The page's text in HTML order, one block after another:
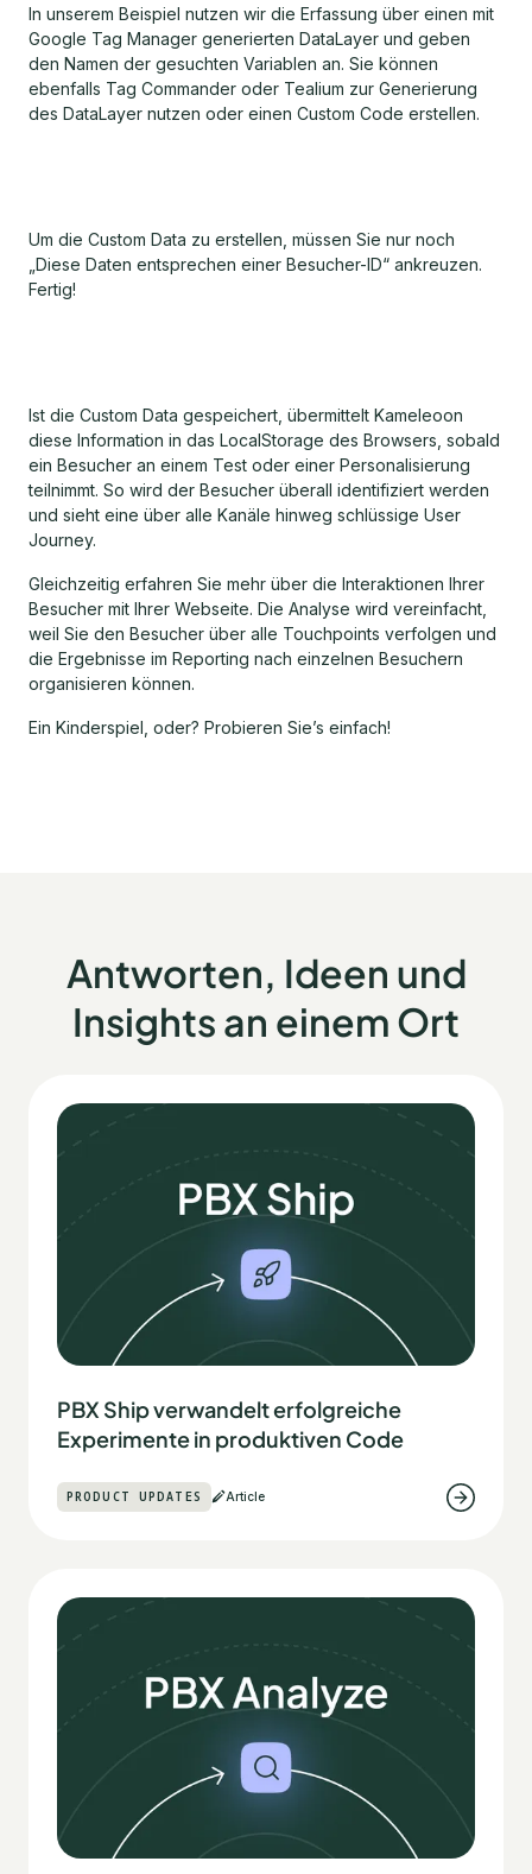
In unserem Beispiel nutzen wir die Erfassung über einen mit
Google Tag Manager generierten DataLayer und geben
den Namen der gesuchten Variablen an. Sie können
ebenfalls Tag Commander oder Tealium zur Generierung
des DataLayer nutzen oder einen Custom Code erstellen.
Um die Custom Data zu erstellen, müssen Sie nur noch
„Diese Daten entsprechen einer Besucher-ID“ ankreuzen.
Fertig!
Ist die Custom Data gespeichert, übermittelt Kameleoon
diese Information in das LocalStorage des Browsers, sobald
ein Besucher an einem Test oder einer Personalisierung
teilnimmt. So wird der Besucher überall identifiziert werden
und sieht eine über alle Kanäle hinweg schlüssige User
Journey.
Gleichzeitig erfahren Sie mehr über die Interaktionen Ihrer
Besucher mit Ihrer Webseite. Die Analyse wird vereinfacht,
weil Sie den Besucher über alle Touchpoints verfolgen und
die Ergebnisse im Reporting nach einzelnen Besuchern
organisieren können.
Ein Kinderspiel, oder? Probieren Sie’s einfach!
Antworten, Ideen und
Insights an einem Ort
PBX Ship verwandelt erfolgreiche
Experimente in produktiven Code
PRODUCT UPDATES Article